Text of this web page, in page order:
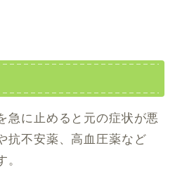
急に止めると元の症状が悪
抗不安薬、高血圧薬など
。